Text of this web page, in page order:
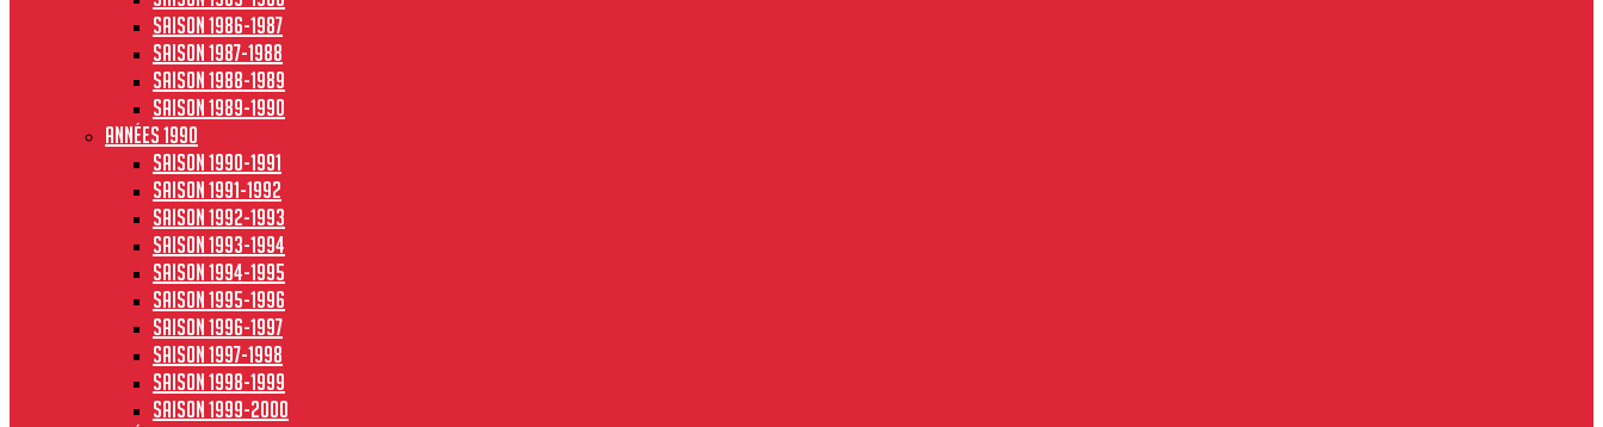
Saison 1986-1987
Saison 1987-1988
Saison 1988-1989
Saison 1989-1990
Années 1990
Saison 1990-1991
Saison 1991-1992
Saison 1992-1993
Saison 1993-1994
Saison 1994-1995
Saison 1995-1996
Saison 1996-1997
Saison 1997-1998
Saison 1998-1999
Saison 1999-2000